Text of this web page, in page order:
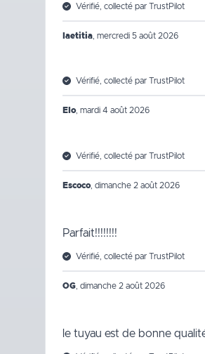
Vérifié, collecté par TrustPilot
laetitia mercredi 5 août 2026
Vérifié, collecté par TrustPilot
Elo, mardi 4 août 2026
Vérifié, collecté par TrustPilot
Escoco, dimanche 2 août 2026
Parfait!!!!!!!!
Vérifié, collecté par TrustPilot
OG dimanche 2 août 2026
le tuyau est de bonne